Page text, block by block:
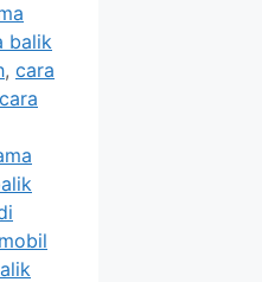
balik
, cara
cara